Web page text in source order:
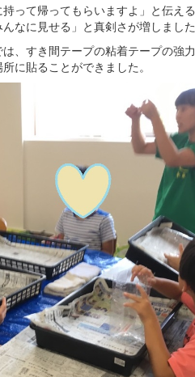
って帰ってもらいますよ」と伝え
なに見せる」と真剣さが増しました
、すき間テープの粘着テープの強
に貼ることができました。